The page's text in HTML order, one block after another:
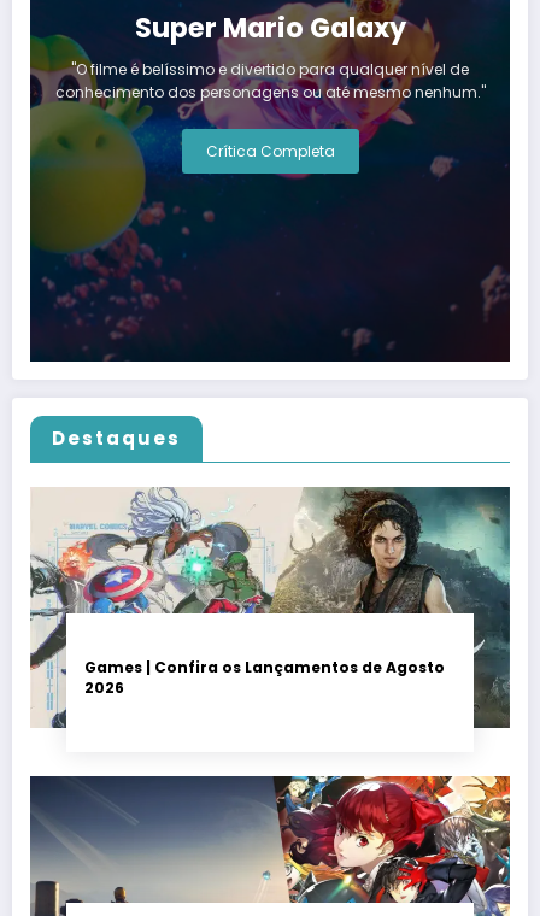
Super Mario Galaxy
"O filme é belíssimo e divertido para qualquer nível de
conhecimento dos personagens ou até mesmo nenhum."
Crítica Completa
Destaques
Games | Confira os Lançamentos de Agosto
2026